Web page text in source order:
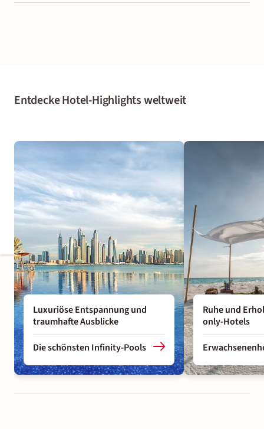
Entdecke Hotel-Highlights weltweit
Luxuriöse Entspannung und
traumhafte Ausblicke
Die schönsten Infinity-Pools
Ruhe und
only-Hotels